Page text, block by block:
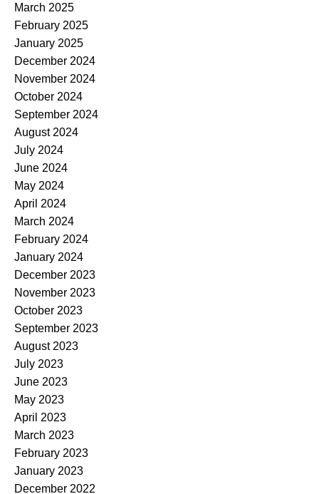
March 2025
February 2025
January 2025
December 2024
November 2024
October 2024
September 2024
August 2024
July 2024
June 2024
May 2024
April 2024
March 2024
February 2024
January 2024
December 2023
November 2023
October 2023
September 2023
August 2023
July 2023
June 2023
May 2023
April 2023
March 2023
February 2023
January 2023
December 2022